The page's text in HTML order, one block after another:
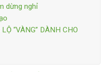
dừng nghỉ
“VÀNG” DÀNH CHO